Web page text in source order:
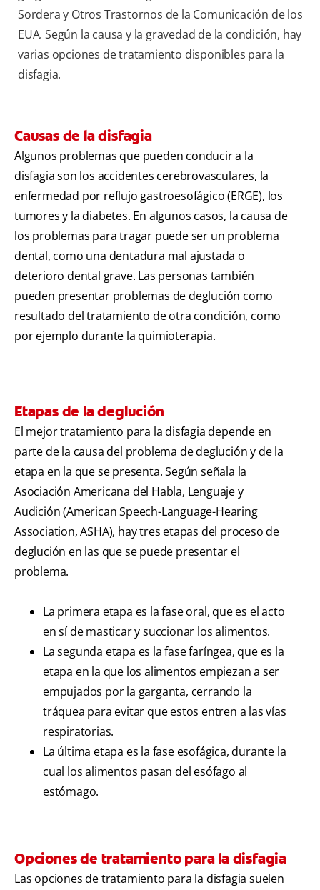
Sordera y Otros Trastornos de la Comunicación de los
EUA. Según la causa y la gravedad de la condición, hay
varias opciones de tratamiento disponibles para la
disfagia.
Causas de la disfagia
Algunos problemas que pueden conducir a la
disfagia son los accidentes cerebrovasculares, la
enfermedad por reflujo gastroesofágico (ERGE), los
tumores y la diabetes. En algunos casos, la causa de
los problemas para tragar puede ser un problema
dental, como una dentadura mal ajustada o
deterioro dental grave. Las personas también
pueden presentar problemas de deglución como
resultado del tratamiento de otra condición, como
por ejemplo durante la quimioterapia.
Etapas de la deglución
El mejor tratamiento para la disfagia depende en
parte de la causa del problema de deglución y de la
etapa en la que se presenta. Según señala la
Asociación Americana del Habla, Lenguaje y
Audición (American Speech-Language-Hearing
Association, ASHA), hay tres etapas del proceso de
deglución en las que se puede presentar el
problema.
La primera etapa es la fase oral, que es el acto
en sí de masticar y succionar los alimentos.
La segunda etapa es la fase faríngea, que es la
etapa en la que los alimentos empiezan a ser
empujados por la garganta, cerrando la
tráquea para evitar que estos entren a las vías
respiratorias.
La última etapa es la fase esofágica, durante la
cual los alimentos pasan del esófago al
estómago.
Opciones de tratamiento para la disfagia
Las opciones de tratamiento para la disfagia suelen